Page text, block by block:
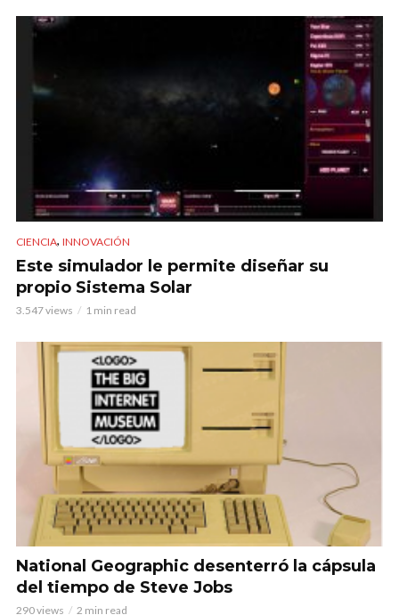
CIENCIA, INNOVACIÓN
Este simulador le permite diseñar su
propio Sistema Solar
3.547 views 1 min read
National Geographic desenterró la cápsula
del tiempo de Steve Jobs
290 views 2 min read